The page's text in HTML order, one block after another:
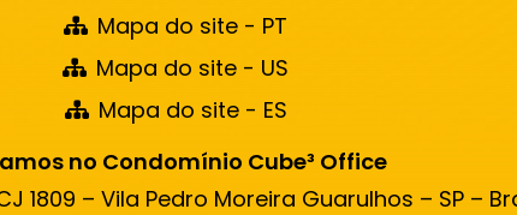
Mapa do site - PT
Mapa do site - US
Mapa do site - ES
no Condomínio Cube³ Office
1809 – Vila Pedro Moreira Guarulhos – SP –